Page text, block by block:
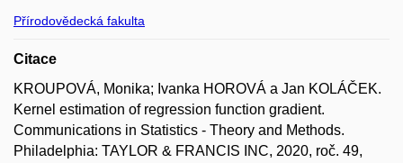
Přírodovědecká fakulta
Citace
KROUPOVÁ, Monika; Ivanka HOROVÁ a Jan KOLÁČEK.
Kernel estimation of regression function gradient.
Communications in Statistics - Theory and Methods.
Philadelphia: TAYLOR & FRANCIS INC, 2020, roč. 49,